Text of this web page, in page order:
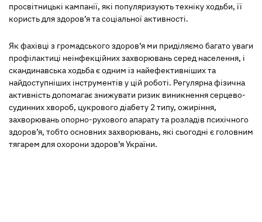
просвітницькі кампанії, які популяризують техніку ходьби, її
користь для здоров’я та соціальної активності.
Як фахівці з громадського здоров’я ми приділяємо багато уваги
профілактиці неінфекційних захворювань серед населення, і
скандинавська ходьба є одним із найефективніших та
найдоступніших інструментів у цій роботі. Регулярна фізична
активність допомагає знижувати ризик виникнення серцево-
судинних хвороб, цукрового діабету 2 типу, ожиріння,
захворювань опорно-рухового апарату та розладів психічного
здоров’я, тобто основних захворювань, які сьогодні є головним
тягарем для охорони здоров’я України.